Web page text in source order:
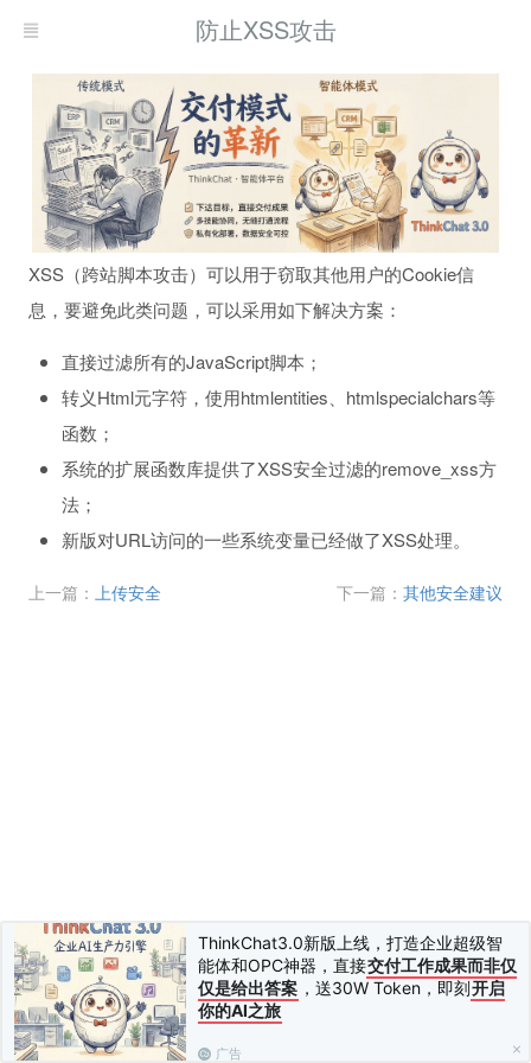
ThinkChat3.0新版上线，打造企业超级智
能体和OPC神器，直接交付工作成果而非仅
仅是给出答案 ，送30W Token，即刻开启
你的AI之旅
广告
防止XSS攻击
XSS（跨站脚本攻击）可以用于窃取其他用户的Cookie信
息，要避免此类问题，可以采用如下解决方案：
直接过滤所有的JavaScript脚本；
转义Html元字符，使用htmlentities、htmlspecialchars等
函数；
系统的扩展函数库提供了XSS安全过滤的remove_xss方
法；
新版对URL访问的一些系统变量已经做了XSS处理。
上一篇： 上传安全 下一篇： 其他安全建议